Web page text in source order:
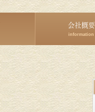
会社概要
information